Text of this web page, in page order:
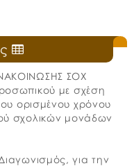
ΣΟΧ
με σχέση
ορισμένου χρόνου
σχολικών μονάδων
για την